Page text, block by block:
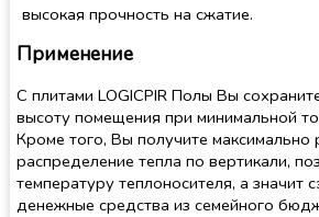
высокая прочность на сжатие.
Применение
С плитами LOGICPIR Полы Вы
высоту помещения при минимальной
Кроме того, Вы получите максимально
распределение тепла по вертикали,
температуру теплоносителя, а значит
денежные средства из семейного